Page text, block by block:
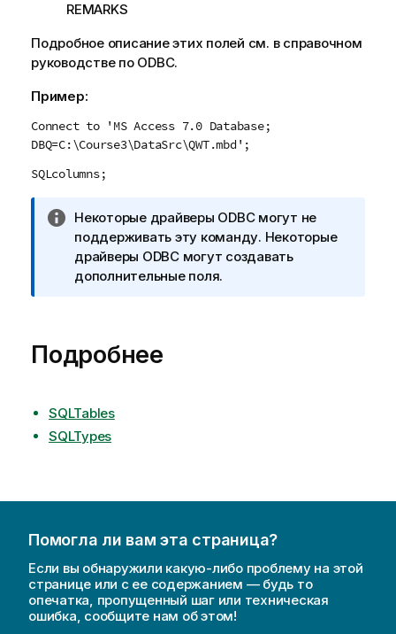
REMARKS
Подробное описание этих полей см. в справочном
руководстве по ODBC.
Пример:
Connect to 'MS Access 7.0 Database;
DBQ=C:\Course3\DataSrc\QWT.mbd';
SQLcolumns;
П
р
и
м
н
и
к
и
а
ц
и
и
Некоторые драйверы ODBCмогут не
поддерживать эту команду. Некоторые
драйверы ODBCмогут создавать
дополнительные поля.
Подробнее
SQLTables
SQLTypes
Помогла ли вам эта страница?
Если вы обнаружили какую-либо проблему на этой
странице или с ее содержанием — будь то
опечатка, пропущенный шаг или техническая
ошибка, сообщите нам об этом!